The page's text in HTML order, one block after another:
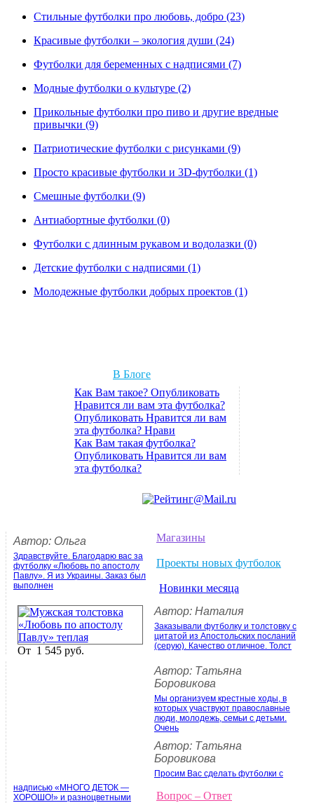
Стильные футболки про любовь, добро (23)
Красивые футболки – экология души (24)
Футболки для беременных с надписями (7)
Модные футболки о культуре (2)
Прикольные футболки про пиво и другие вредные
привычки (9)
Патриотические футболки с рисунками (9)
Просто красивые футболки и 3D-футболки (1)
Смешные футболки (9)
Антиабортные футболки (0)
Футболки с длинным рукавом и водолазки (0)
Детские футболки с надписями (1)
Молодежные футболки добрых проектов (1)
В Блоге
Как Вам такое? Опубликовать
Нравится ли вам эта футболка?
Опубликовать Нравится ли вам
эта футболка? Нрави
Как Вам такая футболка?
Опубликовать Нравится ли вам
эта футболка?
Магазины
Проекты новых футболок
Новинки месяца
От 1 545 руб.
Вопрос – Ответ
Автор: Ольга
Здравствуйте. Благодарю вас за
футболку «Любовь по апостолу
Павлу». Я из Украины. Заказ был
выполнен
Автор: Наталия
Заказывали футболку и толстовку с
цитатой из Апостольских посланий
(серую). Качество отличное. Толст
Автор: Татьяна
Боровикова
Мы организуем крестные ходы, в
которых участвуют православные
люди, молодежь, семьи с детьми.
Очень
Автор: Татьяна
Боровикова
Просим Вас сделать футболки с
надписью «МНОГО ДЕТОК —
ХОРОШО!» и разноцветными